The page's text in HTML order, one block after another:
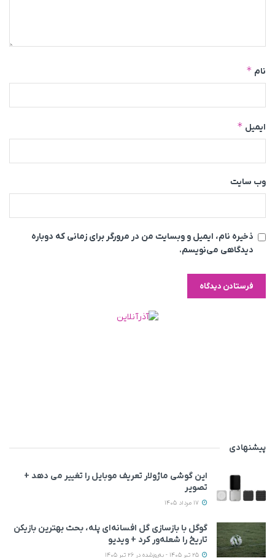
نام *
ایمیل *
وب‌ سایت
ذخیره نام، ایمیل و وبسایت من در مرورگر برای زمانی که دوباره
دیدگاهی می‌نویسم.
پیشنهادی
این گوشی ماژولار تعریف موبایل را تغییر می‌ دهد +
تصویر
گوگل با بازسازی گل افسانه‌ای پله، بحث بهترین بازیکن
تاریخ را شعله‌ور کرد + ویدیو